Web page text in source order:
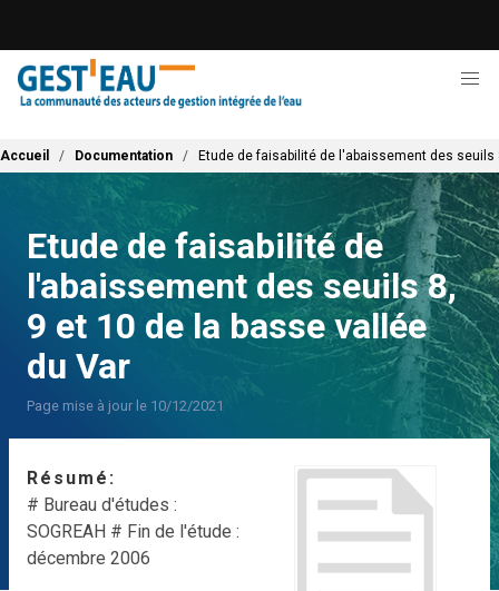
contenu
principal
Fil d'Ariane
Accueil Documentation Etude de faisabilité de l'abaissement des seuils
Etude de faisabilité de
l'abaissement des seuils 8,
9 et 10 de la basse vallée
du Var
Page mise à jour le 10/12/2021
Résumé
# Bureau d'études :
SOGREAH # Fin de l'étude :
décembre 2006